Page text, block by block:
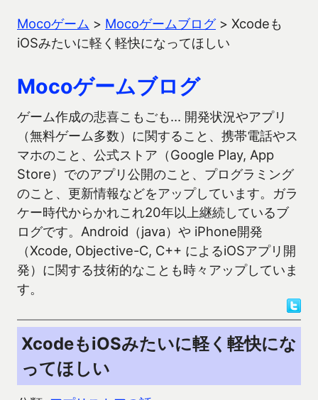
Mocoゲーム > Mocoゲームブログ> Xcodeも
iOSみたいに軽く軽快になってほしい
Mocoゲームブログ
ゲーム作成の悲喜こもごも… 開発状況やアプリ
（無料ゲーム多数）に関すること、携帯電話やス
マホのこと、公式ストア（Google Play, App
Store）でのアプリ公開のこと、プログラミング
のこと、更新情報などをアップしています。ガラ
ケー時代からかれこれ20年以上継続しているブ
ログです。Android（java）や iPhone開発
（Xcode, Objective-C, C++ によるiOSアプリ開
発）に関する技術的なことも時々アップしていま
す。
XcodeもiOSみたいに軽く軽快にな
ってほしい